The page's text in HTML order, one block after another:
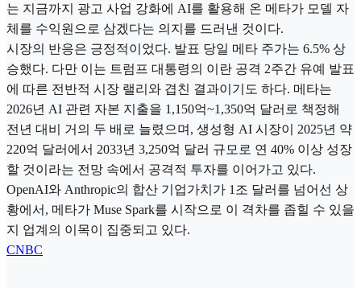
는 지금까지 광고 사업 강화에 AI를 활용해 온 메타가 모델 자
체를 수익원으로 삼겠다는 의지를 드러낸 것이다.
시장의 반응은 긍정적이었다. 발표 당일 메타 주가는 6.5% 상
승했다. 다만 이는 트럼프 대통령의 이란 공격 2주간 유예 발표
에 따른 전반적 시장 랠리와 겹친 결과이기도 하다. 메타는
2026년 AI 관련 자본 지출을 1,150억~1,350억 달러로 책정해
전년 대비 거의 두 배로 늘렸으며, 생성형 AI 시장이 2025년 약
220억 달러에서 2033년 3,250억 달러 규모로 연 40% 이상 성장
할 것이라는 전망 속에서 공격적 투자를 이어가고 있다.
OpenAI와 Anthropic의 합산 기업가치가 1조 달러를 넘어선 상
황에서, 메타가 Muse Spark를 시작으로 이 격차를 좁힐 수 있을
지 업계의 이목이 집중되고 있다.
CNBC